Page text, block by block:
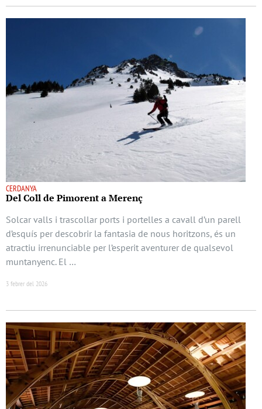
CERDANYA
Del Coll de Pimorent a Merenç
Solcar valls i trascollar ports i portelles a cavall d’un parell
d’esquís per descobrir la fantasia de nous horitzons, és un
atractiu irrenunciable per l’esperit aventurer de qualsevol
muntanyenc. El …
3 febrer del 2026